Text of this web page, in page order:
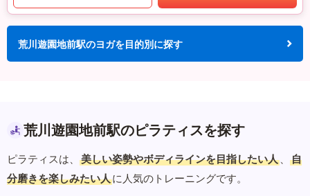
荒川遊園地前駅のヨガを目的別に探す
荒川遊園地前駅のピラティスを探す
ピラティスは、 美しい姿勢やボディラインを目指したい人 、
自
分磨きを楽しみたい人に人気のトレーニングです。